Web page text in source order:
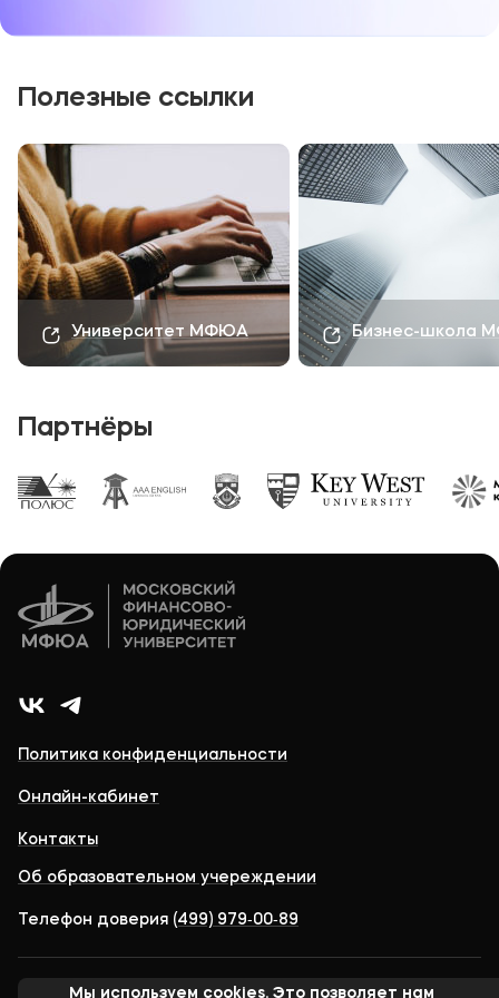
группаВКонтактеиТелеграм.
Полезные ссылки
Университет МФЮА Бизнес-школа
Партнёры
Политика конфиденциальности
Онлайн-кабинет
Контакты
Об образовательном учереждении
Телефон доверия (499) 979‑00‑89
Мы используем cookies. Это позволяет нам